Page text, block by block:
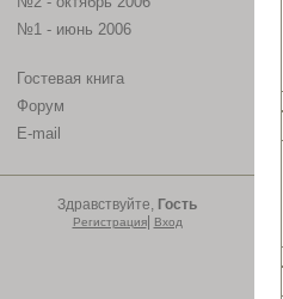
№1 - июнь 2006
Гостевая книга
Форум
E-mail
Здравствуйте, Гость
Регистрация| Вход